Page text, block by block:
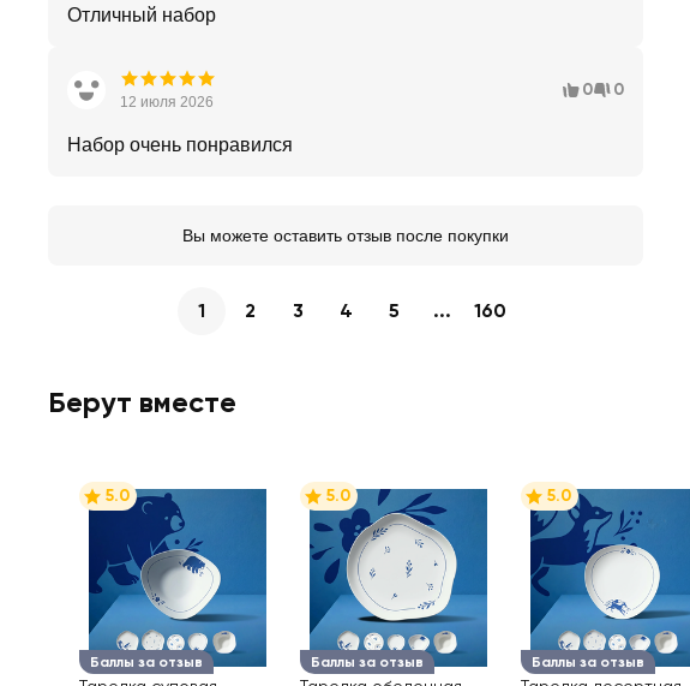
Отличный набор
12 июля 2026
0 0
Набор очень понравился
Вы можете оставить отзыв после покупки
1 2 3 4 5 ... 160
Берут вместе
Баллы за отзыв
5.0
Баллы за отзыв
5.0
Баллы за отзыв
5.0